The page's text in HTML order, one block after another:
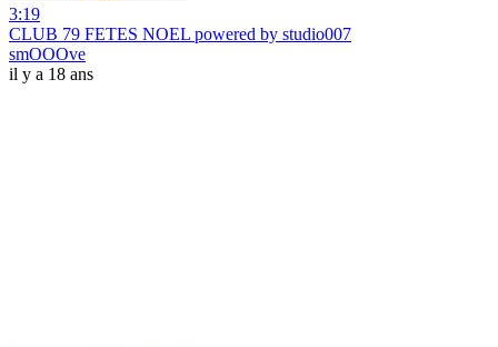
3:19
CLUB 79 FETES NOEL powered by studio007
smOOOve
il y a 18 ans